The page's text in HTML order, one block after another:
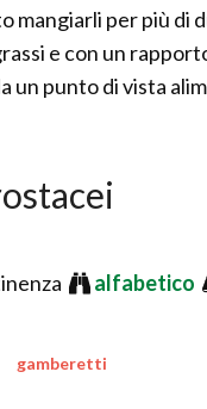
mangiarli per più di
e con un
un punto di vista
alfabetico
gamberetti